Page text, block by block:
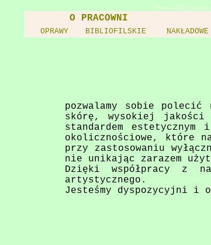
Personalizacja
O PRACOWNI
OPRAWY BIBLIOFILSKIE NAKŁADOWE
pozwalamy sobie
skórę, wysokiej jakości
standardem
okolicznościowe, które
przy zastosowaniu
nie unikając zarazem
Dzięki współpracy z
artystycznego.
Jesteśmy dyspozycyjni i